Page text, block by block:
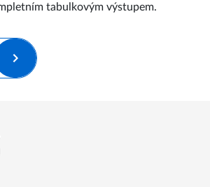
tabulkovým výstupem.